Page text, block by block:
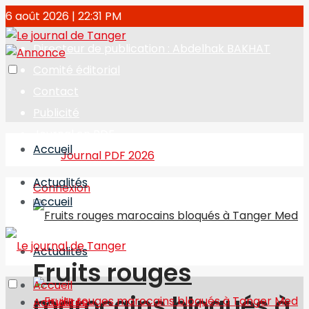
6 août 2026 | 22:31 PM
Directeur de publication : Abdelhak BAKHAT
Journal PDF 2026
Connexion
Accueil
Actualités
Fruits rouges
Accueil
Actualités
Accueil
Actualités